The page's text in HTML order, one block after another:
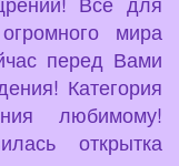
мира
перед Вами
Категория
любимому!
открытка